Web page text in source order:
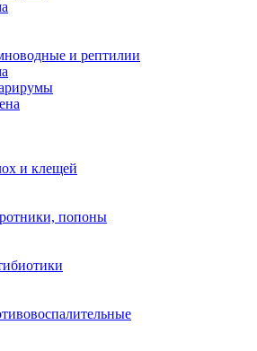
и рептилии
и клещей
попоны